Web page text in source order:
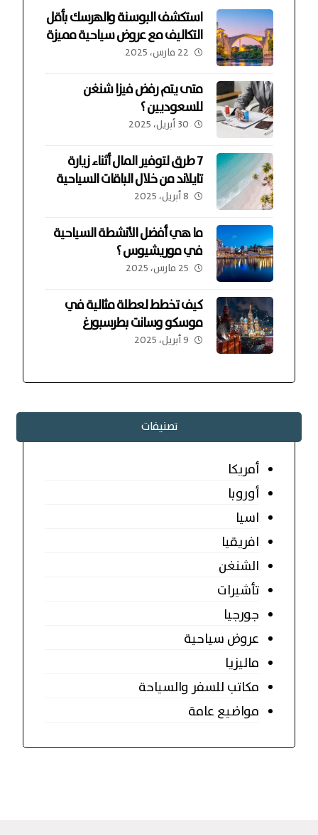
استكشف البوسنة والهرسك بأقل
التكاليف مع عروض سياحية مميزة
22 مارس، 2025
متى يتم رفض فيزا شنغن
للسعوديين ؟
30 أبريل، 2025
7 طرق لتوفير المال أثناء زيارة
تايلاند من خلال الباقات السياحية
8 أبريل، 2025
ما هي أفضل الأنشطة السياحية
في موريشيوس ؟
25 مارس، 2025
كيف تخطط لعطلة مثالية في
موسكو وسانت بطرسبورغ
9 أبريل، 2025
تصنيفات
أمريكا
أوروبا
اسيا
افريقيا
الشنغن
تأشيرات
جورجيا
عروض سياحية
ماليزيا
مكاتب للسفر والسياحة
مواضيع عامة